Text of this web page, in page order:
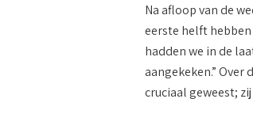
Na afloop van de
eerste helft hebben
hadden we in de
aangekeken.”
cruciaal geweest;